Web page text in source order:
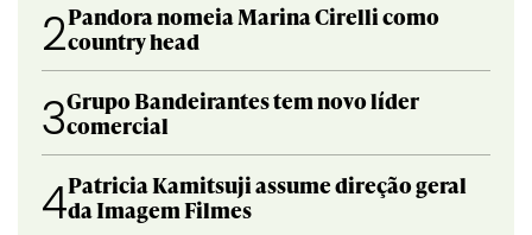
2Pandora nomeia Marina Cirelli como
country head
3Grupo Bandeirantes tem novo líder
comercial
4Patricia Kamitsuji assume direção geral
da Imagem Filmes